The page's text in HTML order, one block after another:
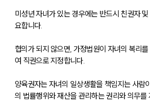
미성년 자녀가 있는 경우에는 반드시 친권자
요합니다.
협의가 되지 않으면, 가정법원이 자녀의 복리
여 직권으로 지정합니다.
양육권자는 자녀의 일상생활을 책임지는 사람
의 법률행위와 재산을 관리하는 권리와 의무를